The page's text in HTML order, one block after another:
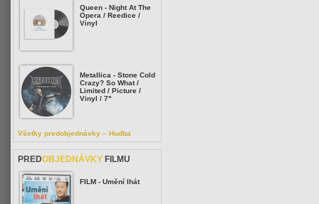
Queen - Night At The
Opera / Reedice /
Vinyl
Metallica - Stone Cold
Crazy? So What /
Limited / Picture /
Vinyl / 7"
Všetky predobjednávky – Hudba
PREDOBJEDNÁVKY FILMU
FILM - Umění lhát